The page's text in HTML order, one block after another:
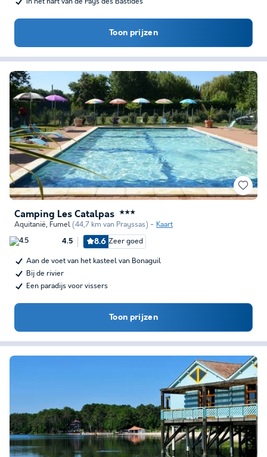
Toon prijzen
Camping Les Catalpas ★★★
Aquitanië, Fumel (44,7 km van Prayssas) Kaart
4.5 8.6 Zeer goed
Aan de voet van het kasteel van Bonaguil
Bij de rivier
Een paradijs voor vissers
Toon prijzen